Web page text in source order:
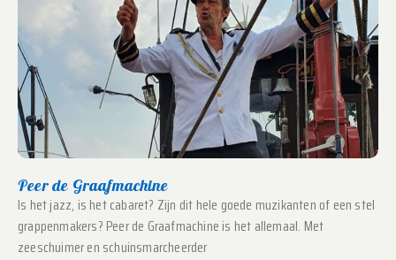
Peer de Graafmachine
Is het jazz, is het cabaret? Zijn dit hele goede muzikanten of een stel
grappenmakers? Peer de Graafmachine is het allemaal. Met
zeeschuimer en schuinsmarcheerder